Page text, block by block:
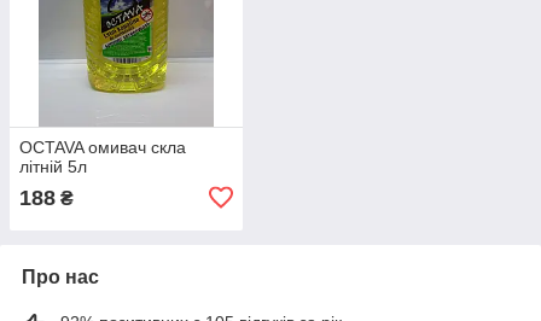
OCTAVA омивач скла
літній 5л
188 ₴
Про нас